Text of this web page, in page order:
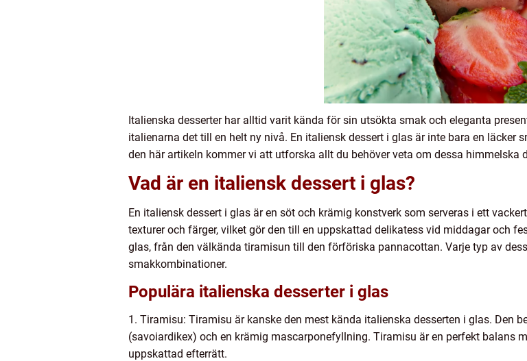
Italienska desserter har alltid varit kända för sin utsökta smak och eleganta
italienarna det till en helt ny nivå. En italiensk dessert i glas är inte bara en läcker
den här artikeln kommer vi att utforska allt du behöver veta om dessa himmelska
Vad är en italiensk dessert i glas?
En italiensk dessert i glas är en söt och krämig konstverk som serveras i ett
texturer och färger, vilket gör den till en uppskattad delikatess vid middagar och
glas, från den välkända tiramisun till den förföriska pannacottan. Varje typ av
smakkombinationer.
Populära italienska desserter i glas
1. Tiramisu: Tiramisu är kanske den mest kända italienska desserten i glas. Den
(savoiardikex) och en krämig mascarponefyllning. Tiramisu är en perfekt balans
uppskattad efterrätt.